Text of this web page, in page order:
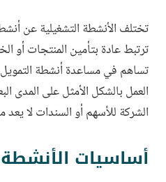
تختلف الأنشطة التشغيلية عن
ترتبط عادة بتأمين المنتجات أو
تساهم في مساعدة أنشطة
العمل بالشكل الأمثل على المدى
الشركة للأسهم أو السندات لا يعد
أساسيات